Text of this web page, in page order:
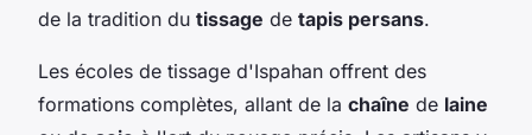
de la tradition du tissage de tapis persans.
Les écoles de tissage d'Ispahan offrent des
formations complètes, allant de la chaîne de laine